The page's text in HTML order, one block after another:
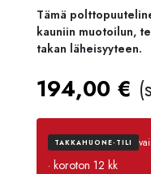
Tämä
kauniin muotoilun,
takan läheisyyteen.
194,00 €
TAKKAHUONE-TILI
· koroton 12 kk